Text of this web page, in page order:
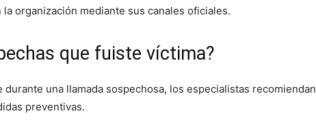
organización mediante sus canales oficiales.
que fuiste víctima?
una llamada sospechosa, los especialistas recomiendan
preventivas.